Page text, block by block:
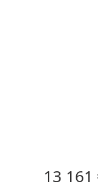
13